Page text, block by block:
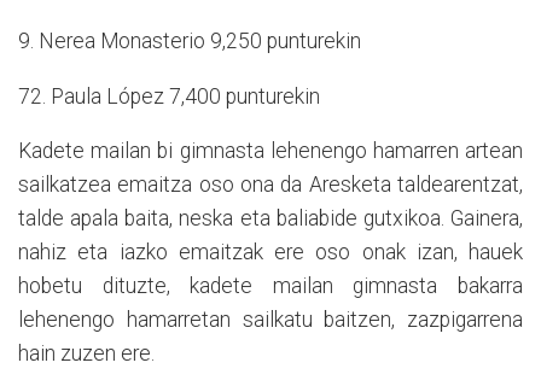
9. Nerea Monasterio 9,250 punturekin
72. Paula López 7,400 punturekin
Kadete mailan bi gimnasta lehenengo hamarren artean
sailkatzea emaitza oso ona da Aresketa taldearentzat,
talde apala baita, neska eta baliabide gutxikoa. Gainera,
nahiz eta iazko emaitzak ere oso onak izan, hauek
hobetu dituzte, kadete mailan gimnasta bakarra
lehenengo hamarretan sailkatu baitzen, zazpigarrena
hain zuzen ere.